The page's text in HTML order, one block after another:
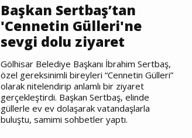
Başkan Sertbaş’tan
'Cennetin Gülleri'ne
sevgi dolu ziyaret
Gölhisar Belediye Başkanı İbrahim Sertbaş,
özel gereksinimli bireyleri “Cennetin Gülleri”
olarak nitelendirip anlamlı bir ziyaret
gerçekleştirdi. Başkan Sertbaş, elinde
güllerle ev ev dolaşarak vatandaşlarla
buluştu, samimi sohbetler yaptı.